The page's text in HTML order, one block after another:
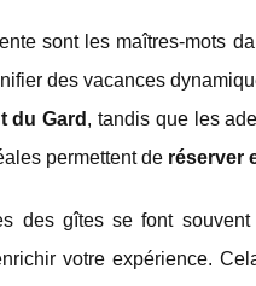
sont les maîtres-mots
des vacances
du Gard , tandis que les
permettent de réserver
des gîtes se font
votre expérience.